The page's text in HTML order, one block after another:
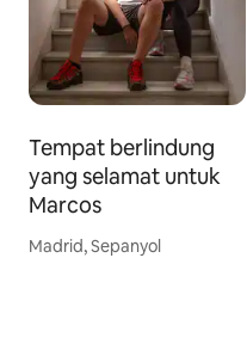
Tempat berlindung
yang selamat untuk
Marcos
Madrid, Sepanyol